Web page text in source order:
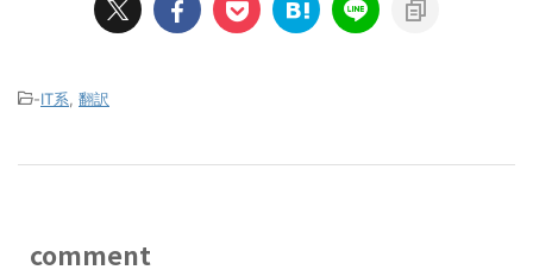
-IT系 翻訳
comment